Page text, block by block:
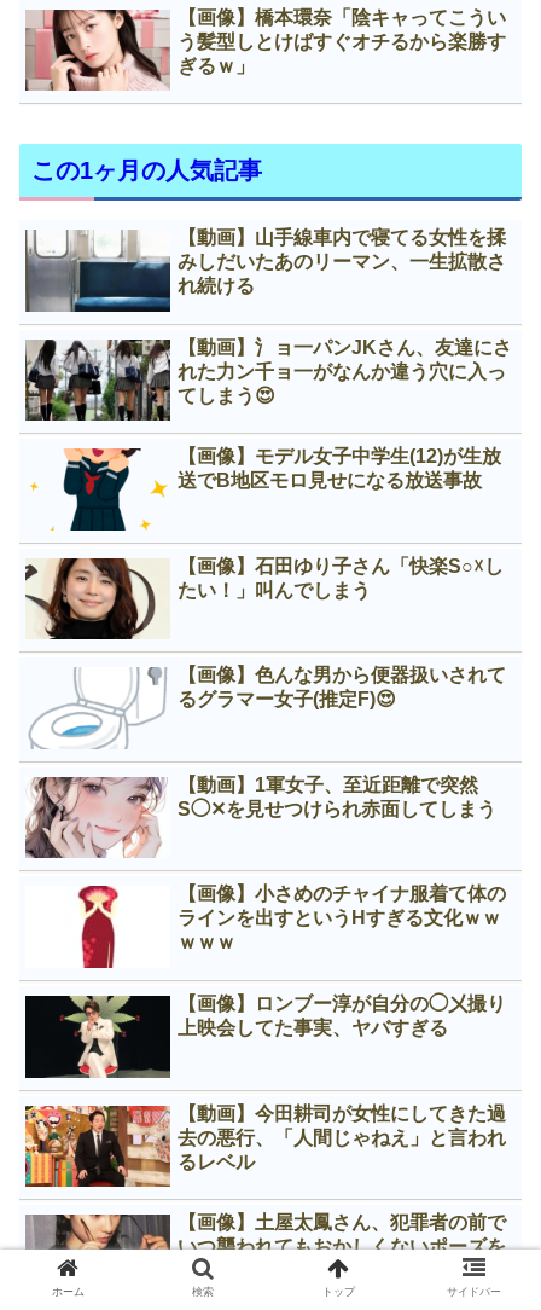
【画像】橋本環奈「陰キャってこうい
う髪型しとけばすぐオチるから楽勝す
ぎるｗ」
この1ヶ月の人気記事
【動画】山手線車内で寝てる女性を揉
みしだいたあのリーマン、一生拡散さ
れ続ける
【動画】氵ョ一パンJKさん、友達にさ
れた力ン千ョ一がなんか違う穴に入っ
てしまう😍
【画像】モデル女子中学生(12)が生放
送でB地区モロ見せになる放送事故
【画像】石田ゆり子さん「快楽S○☓し
たい！」叫んでしまう
【画像】色んな男から便器扱いされて
るグラマー女子(推定F)😍
【動画】1軍女子、至近距離で突然
S◯✕を見せつけられ赤面してしまう
【画像】小さめのチャイナ服着て体の
ラインを出すというНすぎる文化ｗｗ
ｗｗｗ
【画像】ロンブー淳が自分の◯㐅撮り
上映会してた事実、ヤバすぎる
【動画】今田耕司が女性にしてきた過
去の悪行、「人間じゃねえ」と言われ
るレベル
【画像】土屋太鳳さん、犯罪者の前で
いつ襲われてもおかしくないポーズを
させられる
ホーム 検索 トップ サイドバー